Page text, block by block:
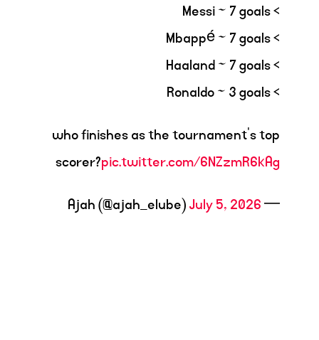
> Messi ~ 7 goals
> Mbappé ~ 7 goals
> Haaland ~ 7 goals
> Ronaldo ~ 3 goals
who finishes as the tournament's top
scorer?pic.twitter.com/6NZzmR6kAg
— Ajah (@ajah_elube)
July 5, 2026